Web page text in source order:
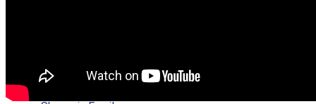
Share on Twitter
–Share on Facebook